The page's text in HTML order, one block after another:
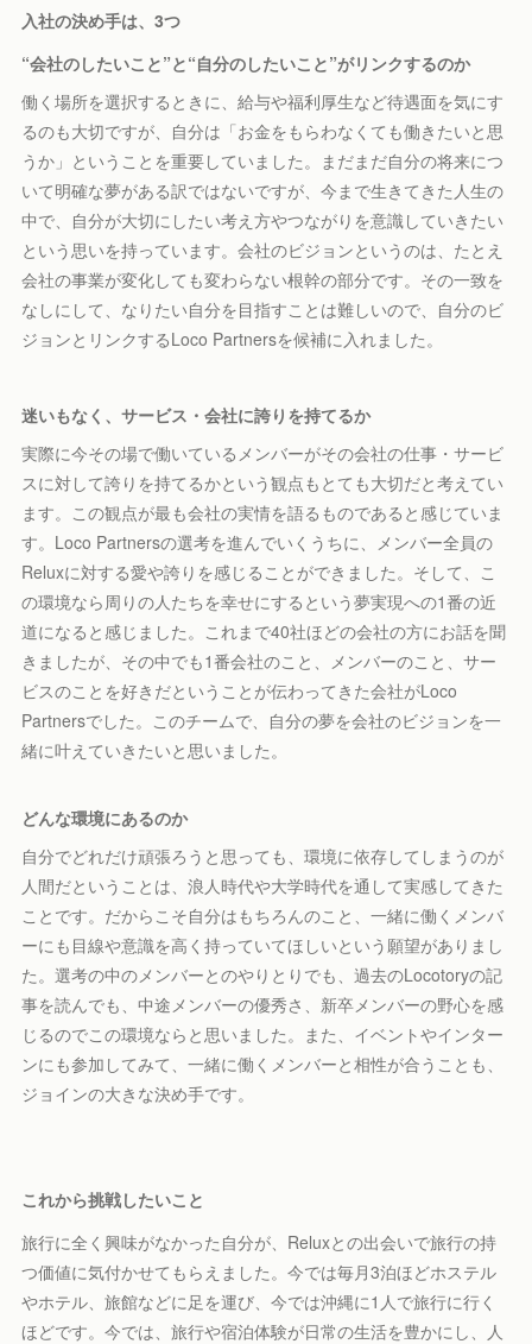
入社の決め手は、3つ
“会社のしたいこと”と“自分のしたいこと”がリンクするのか
働く場所を選択するときに、給与や福利厚生など待遇面を気にす
るのも大切ですが、自分は「お金をもらわなくても働きたいと思
うか」ということを重要していました。まだまだ自分の将来につ
いて明確な夢がある訳ではないですが、今まで生きてきた人生の
中で、自分が大切にしたい考え方やつながりを意識していきたい
という思いを持っています。会社のビジョンというのは、たとえ
会社の事業が変化しても変わらない根幹の部分です。その一致を
なしにして、なりたい自分を目指すことは難しいので、自分のビ
ジョンとリンクするLoco Partnersを候補に入れました。
迷いもなく、サービス・会社に誇りを持てるか
実際に今その場で働いているメンバーがその会社の仕事・サービ
スに対して誇りを持てるかという観点もとても大切だと考えてい
ます。この観点が最も会社の実情を語るものであると感じていま
す。Loco Partnersの選考を進んでいくうちに、メンバー全員の
Reluxに対する愛や誇りを感じることができました。そして、こ
の環境なら周りの人たちを幸せにするという夢実現への1番の近
道になると感じました。これまで40社ほどの会社の方にお話を聞
きましたが、その中でも1番会社のこと、メンバーのこと、サー
ビスのことを好きだということが伝わってきた会社がLoco
Partnersでした。このチームで、自分の夢を会社のビジョンを一
緒に叶えていきたいと思いました。
どんな環境にあるのか
自分でどれだけ頑張ろうと思っても、環境に依存してしまうのが
人間だということは、浪人時代や大学時代を通して実感してきた
ことです。だからこそ自分はもちろんのこと、一緒に働くメンバ
ーにも目線や意識を高く持っていてほしいという願望がありまし
た。選考の中のメンバーとのやりとりでも、過去のLocotoryの記
事を読んでも、中途メンバーの優秀さ、新卒メンバーの野心を感
じるのでこの環境ならと思いました。また、イベントやインター
ンにも参加してみて、一緒に働くメンバーと相性が合うことも、
ジョインの大きな決め手です。
これから挑戦したいこと
旅行に全く興味がなかった自分が、Reluxとの出会いで旅行の持
つ価値に気付かせてもらえました。今では毎月3泊ほどホステル
やホテル、旅館などに足を運び、今では沖縄に1人で旅行に行く
ほどです。今では、旅行や宿泊体験が日常の生活を豊かにし、人